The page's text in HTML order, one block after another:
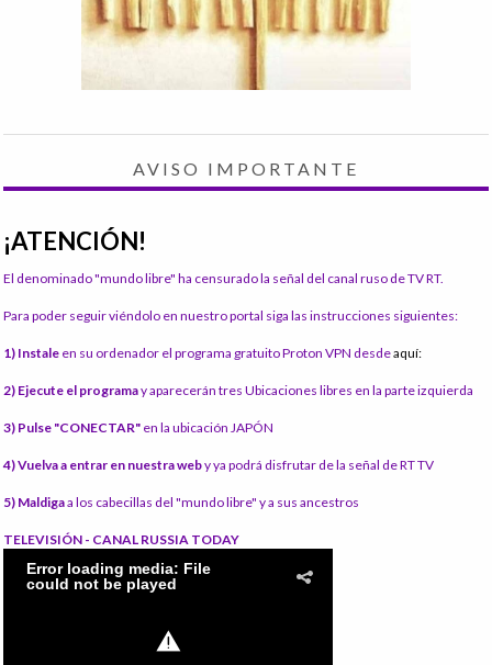
AVISO IMPORTANTE
¡ATENCIÓN!
El denominado "mundo libre" ha censurado la señal del canal ruso de TV RT.
Para poder seguir viéndolo en nuestro portal siga las instrucciones siguientes:
1) Instale en su ordenador el programa gratuito Proton VPN desdeaquí:
2) Ejecute el programay aparecerán tres Ubicaciones libres en la parte izquierda
3) Pulse "CONECTAR" en la ubicación JAPÓN
4) Vuelva a entrar en nuestra weby ya podrá disfrutar de la señal de RT TV
5) Maldigaa los cabecillas del "mundo libre" y a sus ancestros
TELEVISIÓN - CANAL RUSSIA TODAY